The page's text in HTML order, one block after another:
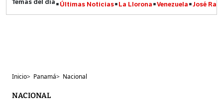
Últimas Noticias La Llorona Venezuela José
Inicio> Panamá> Nacional
NACIONAL